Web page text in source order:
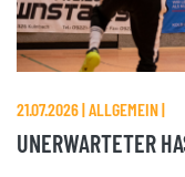
21.07.2026 | ALLGEMEIN |
UNERWARTETER